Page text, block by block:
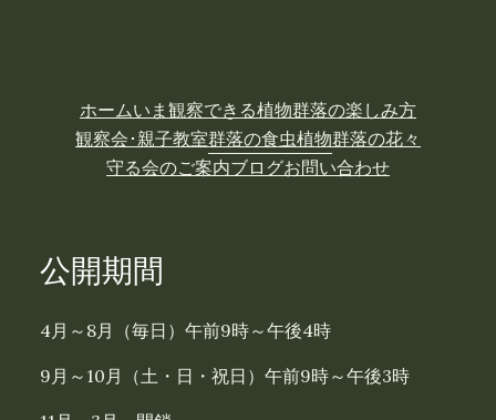
ホームいま観察できる植物群落の楽しみ方
観察会･親子教室群落の食虫植物群落の花々
守る会のご案内ブログお問い合わせ
公開期間
4月～8月（毎日）午前9時～午後4時
9月～10月（土・日・祝日）午前9時～午後3時